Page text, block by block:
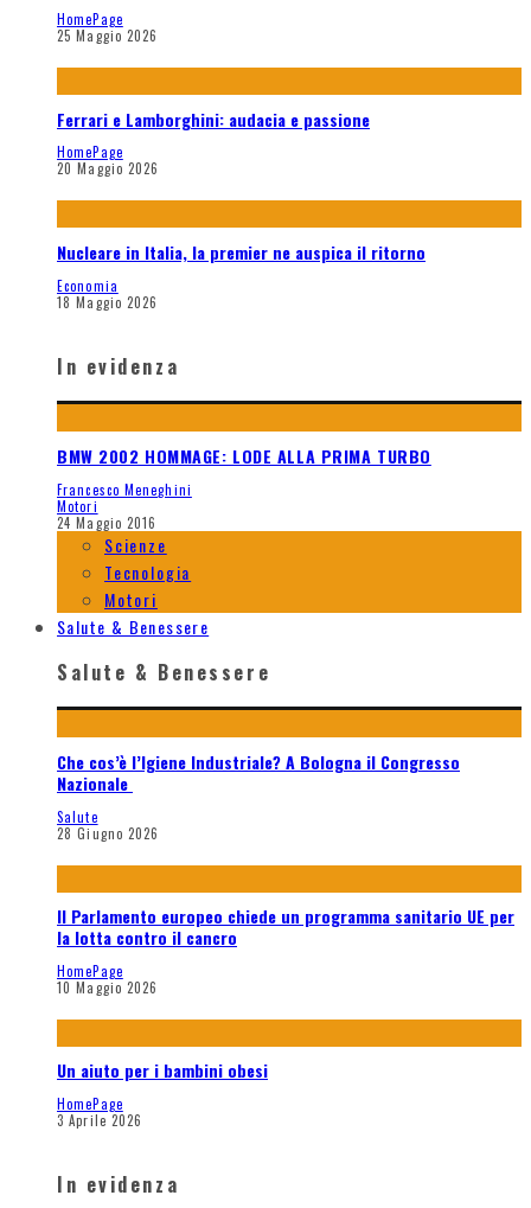
HomePage
25 Maggio 2026
Ferrari e Lamborghini: audacia e passione
HomePage
20 Maggio 2026
Nucleare in Italia, la premier ne auspica il ritorno
Economia
18 Maggio 2026
In evidenza
BMW 2002 HOMMAGE: LODE ALLA PRIMA TURBO
Francesco Meneghini
Motori
24 Maggio 2016
Scienze
Tecnologia
Motori
Salute & Benessere
Salute & Benessere
Che cos’è l’Igiene Industriale? A Bologna il Congresso
Nazionale
Salute
28 Giugno 2026
Il Parlamento europeo chiede un programma sanitario UE per
la lotta contro il cancro
HomePage
10 Maggio 2026
Un aiuto per i bambini obesi
HomePage
3 Aprile 2026
In evidenza